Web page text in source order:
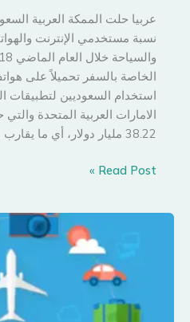
عربيا حلت الممكة العربية
نسبة مستخدمي الإنترنت
الخاصة بالسفر تحميلاً على
استخدام السعوديين
الامارات العربية المتحدة
38.22 مليار دولار، أي ما يقارب […]
ماهي
السعودية
Read Post »